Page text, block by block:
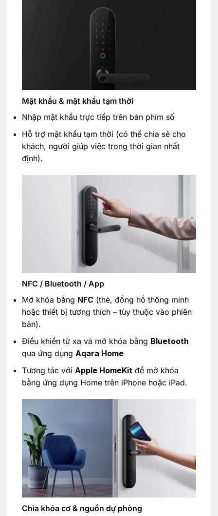
Mật khẩu & mật khẩu tạm thời
Nhập mật khẩu trực tiếp trên bàn phím số
Hỗ trợ mật khẩu tạm thời (có thể chia sẻ cho
khách, người giúp việc trong thời gian nhất
định).
NFC / Bluetooth / App
Mở khóa bằng NFC(thẻ, đồng hồ thông minh
hoặc thiết bị tương thích – tùy thuộc vào phiên
bản).
Điều khiển từ xa và mở khóa bằng Bluetooth
qua ứng dụng Aqara Home
Tương tác với Apple HomeKitđể mở khóa
bằng ứng dụng Home trên iPhone hoặc iPad.
Chìa khóa cơ & nguồn dự phòng